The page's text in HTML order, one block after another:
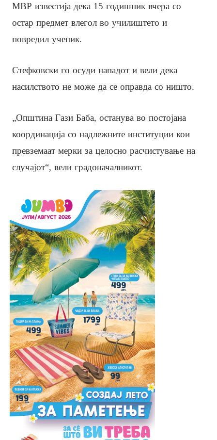
МВР известија дека 15 годишник вчера со
остар предмет влегол во училиштето и
повредил ученик.
Стефковски го осуди нападот и вели дека
насилството не може да се оправда со ништо.
„Општина Гази Баба, останува во постојана
координација со надлежните институции кои
превземаат мерки за целосно расчистување на
случајот“, вели градоначалникот.